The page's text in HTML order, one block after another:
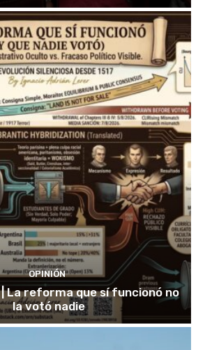
OPINIÓN
La reforma que sí funcionó no
la votó nadie